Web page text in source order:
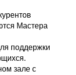
Мастера
поддержки
зале с